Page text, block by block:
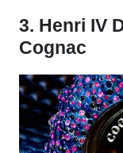
3. Henri IV
Cognac